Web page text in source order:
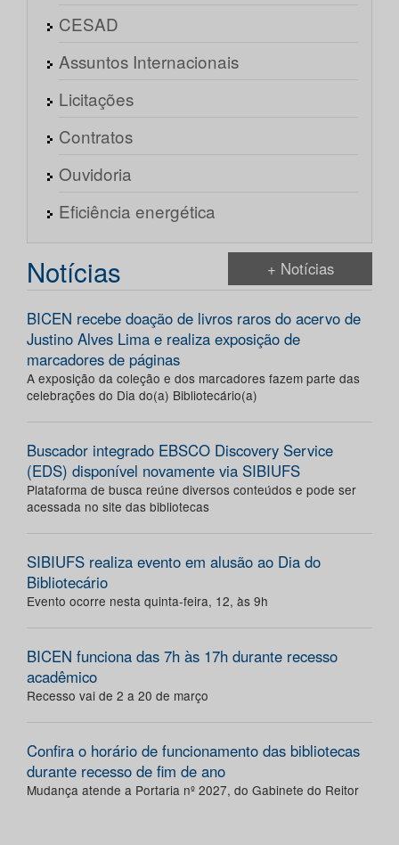
CESAD
Assuntos Internacionais
Licitações
Contratos
Ouvidoria
Eficiência energética
Notícias + Notícias
BICEN recebe doação de livros raros do acervo de
Justino Alves Lima e realiza exposição de
marcadores de páginas
A exposição da coleção e dos marcadores fazem parte das
celebrações do Dia do(a) Bibliotecário(a)
Buscador integrado EBSCO Discovery Service
(EDS) disponível novamente via SIBIUFS
Plataforma de busca reúne diversos conteúdos e pode ser
acessada no site das bibliotecas
SIBIUFS realiza evento em alusão ao Dia do
Bibliotecário
Evento ocorre nesta quinta-feira, 12, às 9h
BICEN funciona das 7h às 17h durante recesso
acadêmico
Recesso vai de 2 a 20 de março
Confira o horário de funcionamento das bibliotecas
durante recesso de fim de ano
Mudança atende a Portaria nº 2027, do Gabinete do Reitor